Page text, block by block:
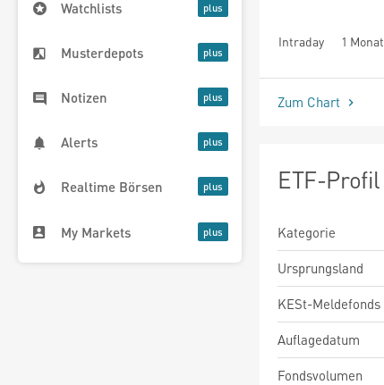
Watchlists
Musterdepots
Notizen
Alerts
Realtime Börsen
My Markets
Intraday 1 Monat
seit Beginn
Zum Chart
ETF-Profil
Kategorie
Ursprungsland
KESt-Meldefonds
Auflagedatum
Fondsvolumen